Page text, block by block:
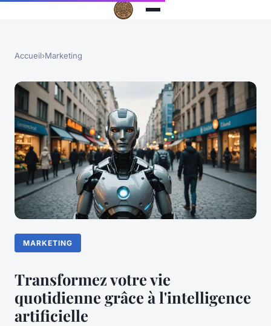
Accueil›Marketing
MARKETING
Transformez votre vie
quotidienne grâce à l'intelligence
artificielle